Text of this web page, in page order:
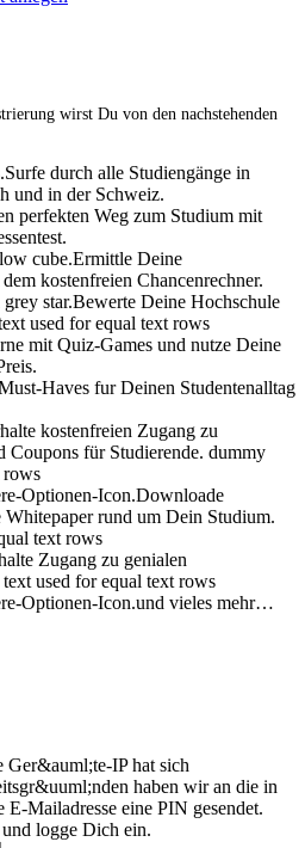
wirst Du von den nachstehenden
Surfe durch alle Studiengänge in
und in der Schweiz.
perfekten Weg zum Studium mit
Ermittle Deine
kostenfreien Chancenrechner.
Bewerte Deine Hochschule
used for equal text rows
mit Quiz-Games und nutze Deine
Haves fur Deinen Studentenalltag
kostenfreien Zugang zu
Coupons für Studierende. dummy
rows
Downloade
rund um Dein Studium.
text rows
Zugang zu genialen
used for equal text rows
und vieles mehr…
Ger&auml;te-IP hat sich
haben wir an die in
Mailadresse eine PIN gesendet.
logge Dich ein.